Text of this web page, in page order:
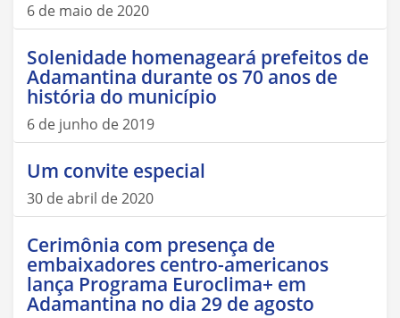
6 de maio de 2020
Solenidade homenageará prefeitos de
Adamantina durante os 70 anos de
história do município
6 de junho de 2019
Um convite especial
30 de abril de 2020
Cerimônia com presença de
embaixadores centro-americanos
lança Programa Euroclima+ em
Adamantina no dia 29 de agosto